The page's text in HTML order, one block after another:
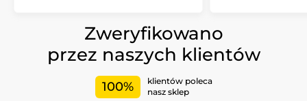
Zweryfikowano
przez naszych klientów
100%
klientów poleca
nasz sklep